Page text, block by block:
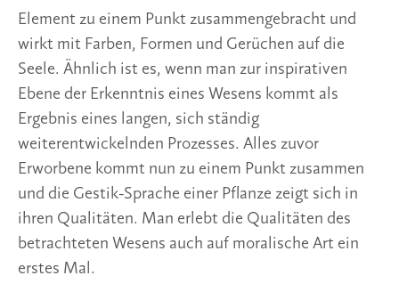
Element zu einem Punkt zusammengebracht und
wirkt mit Farben, Formen und Gerüchen auf die
Seele. Ähnlich ist es, wenn man zur inspirativen
Ebene der Erkenntnis eines Wesens kommt als
Ergebnis eines langen, sich ständig
weiterentwickelnden Prozesses. Alles zuvor
Erworbene kommt nun zu einem Punkt zusammen
und die Gestik-Sprache einer Pflanze zeigt sich in
ihren Qualitäten. Man erlebt die Qualitäten des
betrachteten Wesens auch auf moralische Art ein
erstes Mal.